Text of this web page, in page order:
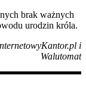
brak ważnych
urodzin króla.
i
Walutomat